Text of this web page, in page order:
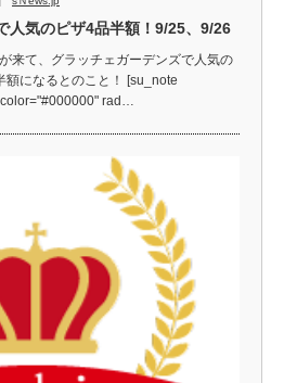
人気のピザ4品半額！9/25、9/26
来て、グラッチェガーデンズで人気の
額になるとのこと！ [su_note
rad…